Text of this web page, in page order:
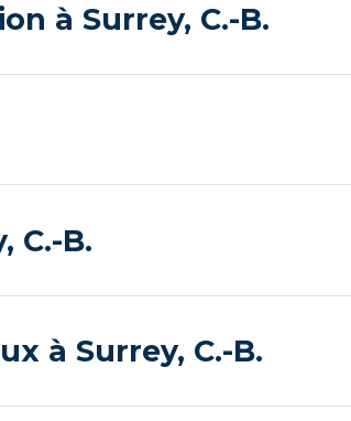
à Surrey, C.-B.
C.-B.
à Surrey, C.-B.